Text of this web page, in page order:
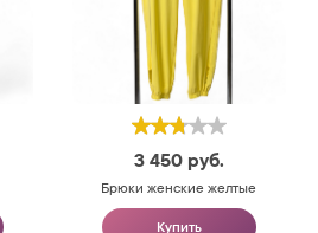
3 450 руб.
Брюки женские желтые
Купить